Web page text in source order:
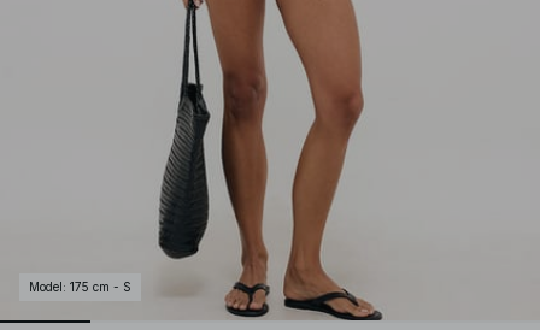
Model : 175 cm - S